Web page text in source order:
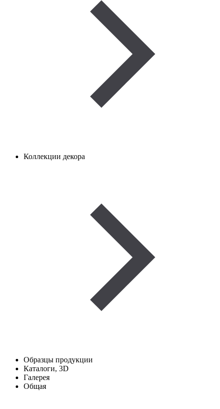
Коллекции декора
Образцы продукции
Каталоги, 3D
Галерея
Общая